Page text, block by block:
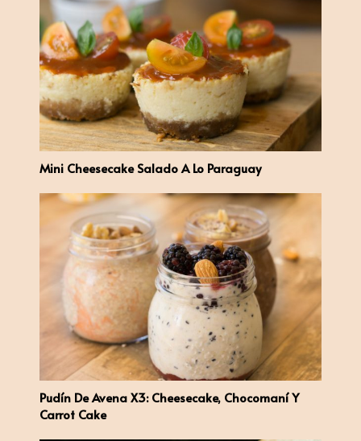
Mini Cheesecake Salado A Lo Paraguay
Pudín De Avena X3: Cheesecake, Chocomaní Y
Carrot Cake